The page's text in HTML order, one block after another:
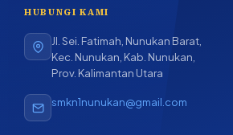
HUBUNGI KAMI
Jl. Sei. Fatimah, Nunukan Barat,
Kec. Nunukan, Kab. Nunukan,
Prov. Kalimantan Utara
smkn1nunukan@gmail.com